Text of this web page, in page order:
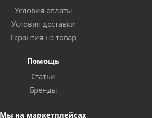
Условия оплаты
Условия доставки
Гарантия на товар
Помощь
Статьи
Бренды
Мы на маркетплейсах